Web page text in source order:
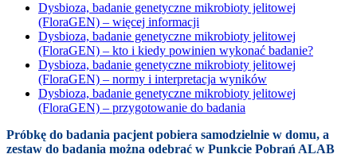
Dysbioza, badanie genetyczne mikrobioty jelitowej
(FloraGEN) – więcej informacji
Dysbioza, badanie genetyczne mikrobioty jelitowej
(FloraGEN) – kto i kiedy powinien wykonać badanie?
Dysbioza, badanie genetyczne mikrobioty jelitowej
(FloraGEN) – normy i interpretacja wyników
Dysbioza, badanie genetyczne mikrobioty jelitowej
(FloraGEN) – przygotowanie do badania
Próbkę do badania pacjent pobiera samodzielnie w domu, a
zestaw do badania można odebrać w Punkcie Pobrań ALAB